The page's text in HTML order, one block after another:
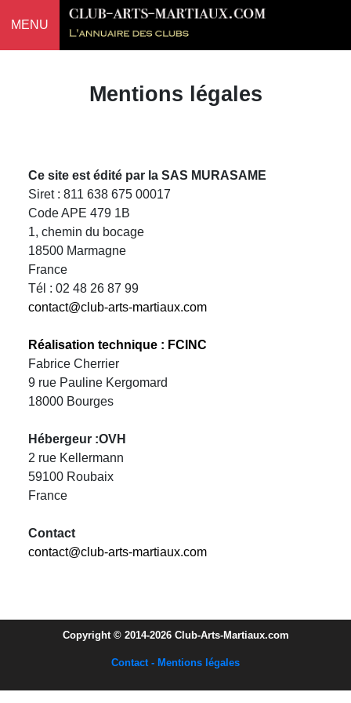
MENU
Mentions légales
Ce site est édité par la SAS MURASAME
Siret : 811 638 675 00017
Code APE 479 1B
1, chemin du bocage
18500 Marmagne
France
Tél : 02 48 26 87 99
contact@club-arts-martiaux.com
Réalisation technique : FCINC
Fabrice Cherrier
9 rue Pauline Kergomard
18000 Bourges
Hébergeur :OVH
2 rue Kellermann
59100 Roubaix
France
Contact
contact@club-arts-martiaux.com
Copyright © 2014-2026 Club-Arts-Martiaux.com
Contact - Mentions légales